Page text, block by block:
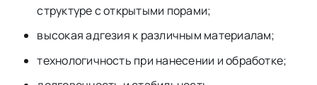
структуре с открытыми порами;
высокая адгезия к различным материалам;
технологичность при нанесении и обработке;